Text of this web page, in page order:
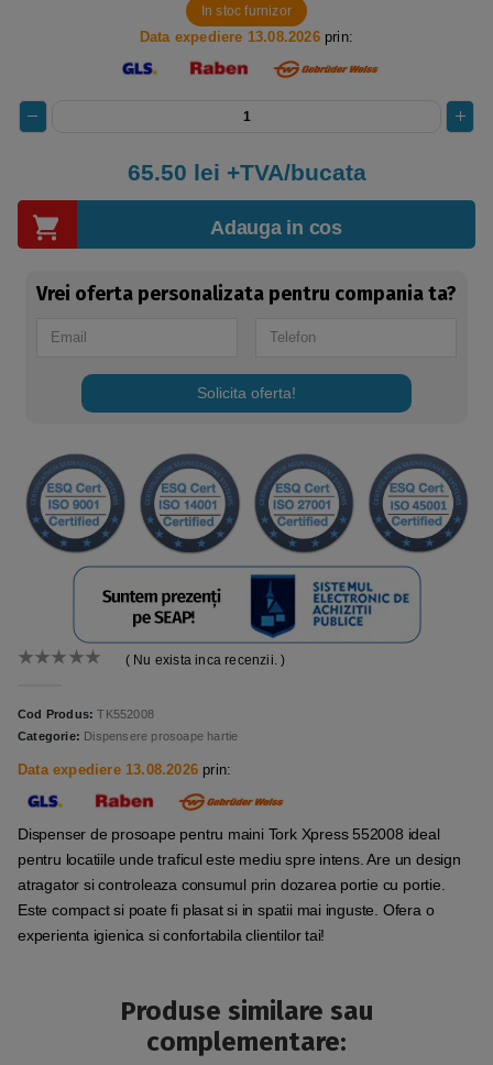
( Nu exista inca recenzii. )
Cod Produs:TK552008
Categorie: Dispensere prosoape hartie
Data expediere 13.08.2026 prin:
Dispenser de prosoape pentru maini Tork Xpress 552008 ideal
pentru locatiile unde traficul este mediu spre intens. Are un design
atragator si controleaza consumul prin dozarea portie cu portie.
Este compact si poate fi plasat si in spatii mai inguste. Ofera o
experienta igienica si confortabila clientilor tai!
In stoc furnizor
Data expediere 13.08.2026prin:
65.50 lei +TVA/bucata
Adauga in cos
Vrei oferta personalizata pentru compania ta?
Solicita oferta!
Produse similare sau
complementare: